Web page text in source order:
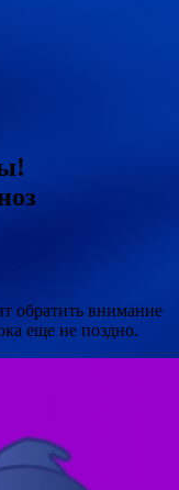
обратить внимание
еще не поздно.